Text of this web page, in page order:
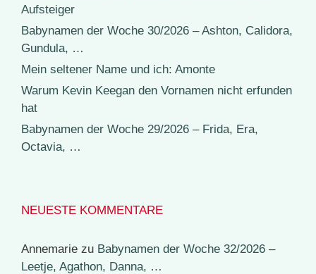
Aufsteiger
Babynamen der Woche 30/2026 – Ashton, Calidora,
Gundula, …
Mein seltener Name und ich: Amonte
Warum Kevin Keegan den Vornamen nicht erfunden
hat
Babynamen der Woche 29/2026 – Frida, Era,
Octavia, …
NEUESTE KOMMENTARE
Annemarie zu Babynamen der Woche 32/2026 –
Leetje, Agathon, Danna, …